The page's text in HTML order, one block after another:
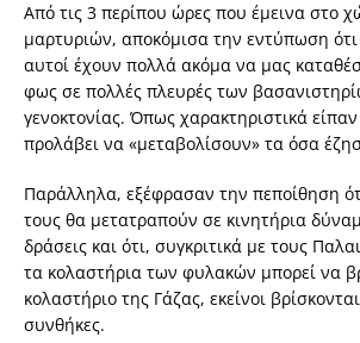
Από τις 3 περίπου ώρες που έμεινα στο
μαρτυριών, αποκόμισα την εντύπωση
αυτοί έχουν πολλά ακόμα να μας
φως σε πολλές πλευρές των
γενοκτονίας. Όπως χαρακτηριστικά
προλάβει να «μεταβολίσουν» τα όσα
Παράλληλα, εξέφρασαν την πεποίθηση
τους θα μετατραπούν σε κινητήρια
δράσεις και ότι, συγκριτικά με τους
τα κολαστήρια των φυλακών μπορεί να
κολαστήριο της Γάζας, εκείνοι
συνθήκες.